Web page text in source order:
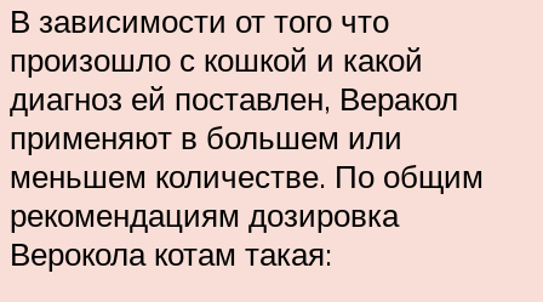
В зависимости от того что
произошло с кошкой и какой
диагноз ей поставлен, Веракол
применяют в большем или
меньшем количестве. По общим
рекомендациям дозировка
Верокола котам такая: